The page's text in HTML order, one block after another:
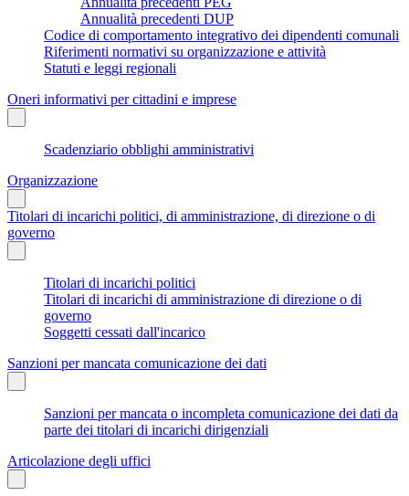
Annualità precedenti DUP
Codice di comportamento integrativo dei dipendenti comunali
Riferimenti normativi su organizzazione e attività
Statuti e leggi regionali
Oneri informativi per cittadini e imprese
Scadenziario obblighi amministrativi
Organizzazione
Titolari di incarichi politici, di amministrazione, di direzione o di
governo
Titolari di incarichi politici
Titolari di incarichi di amministrazione di direzione o di
governo
Soggetti cessati dall'incarico
Sanzioni per mancata comunicazione dei dati
Sanzioni per mancata o incompleta comunicazione dei dati da
parte dei titolari di incarichi dirigenziali
Articolazione degli uffici